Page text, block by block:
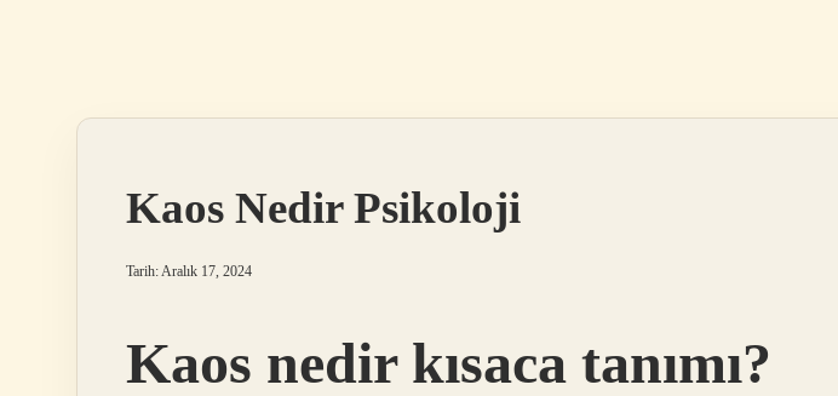
Kaos Nedir Psikoloji
Tarih: Aralık 17, 2024
Kaos nedir kısaca tanımı?